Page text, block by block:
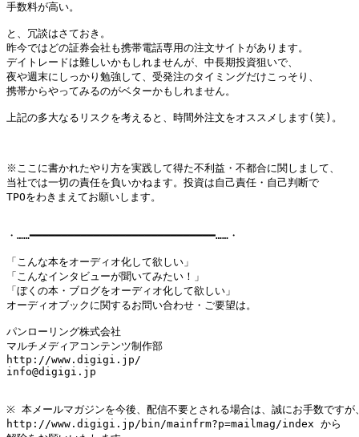
手数料が高い。
と、冗談はさておき。
昨今ではどの証券会社も携帯電話専用の注文サイトがあります。
デイトレードは難しいかもしれませんが、中長期投資狙いで、
夜や週末にしっかり勉強して、受発注のタイミングだけこっそり、
携帯からやってみるのがベターかもしれません。
上記の多大なるリスクを考えると、時間外注文をオススメします(笑)。
※ここに書かれたやり方を実践して得た不利益・不都合に関しまして、
当社では一切の責任を負いかねます。投資は自己責任・自己判断で
TPOをわきまえてお願いします。
・……━━━━━━━━━━━━━━━━━━━━━━━━━━━━━……・
「こんな本をオーディオ化して欲しい」
「こんなインタビューが聞いてみたい！」
「ぼくの本・ブログをオーディオ化して欲しい」
オーディオブックに関するお問い合わせ・ご要望は。
パンローリング株式会社
マルチメディアコンテンツ制作部
http://www.digigi.jp/
info@digigi.jp
※ 本メールマガジンを今後、配信不要とされる場合は、誠にお手数ですが
http://www.digigi.jp/bin/mainfrm?p=mailmag/index から